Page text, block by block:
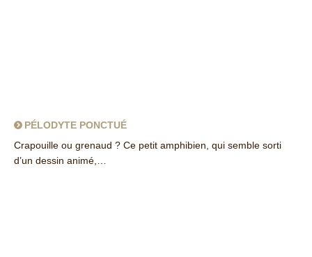
PÉLODYTE PONCTUÉ
Crapouille ou grenaud ? Ce petit amphibien, qui semble sorti
d’un dessin animé,…